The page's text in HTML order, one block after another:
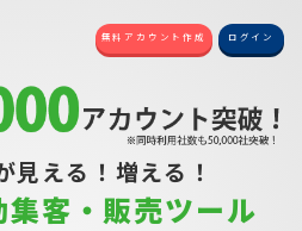
無料アカウント作成 ログイン
える！増える！
客・販売ツール